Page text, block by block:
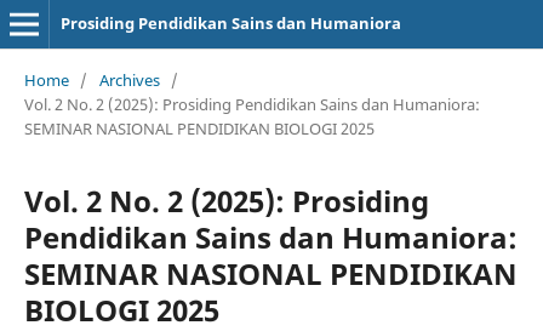
Prosiding Pendidikan Sains dan Humaniora
Home / Archives /
Vol. 2 No. 2 (2025): Prosiding Pendidikan Sains dan Humaniora:
SEMINAR NASIONAL PENDIDIKAN BIOLOGI 2025
Vol. 2 No. 2 (2025): Prosiding
Pendidikan Sains dan Humaniora:
SEMINAR NASIONAL PENDIDIKAN
BIOLOGI 2025